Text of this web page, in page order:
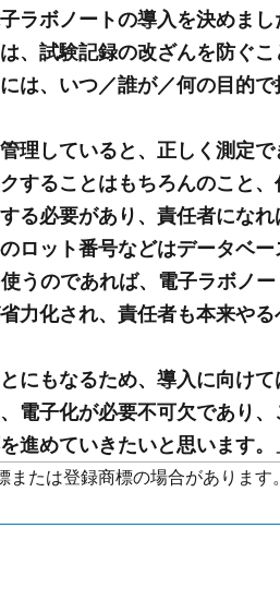
ラボノートの導入を決めまし
、試験記録の改ざんを防ぐ
は、いつ／誰が／何の目的
理していると、正しく測定
することはもちろんのこと
る必要があり、責任者にな
ロット番号などはデータベ
うのであれば、電子ラボノ
力化され、責任者も本来や
にもなるため、導入に向け
電子化が必要不可欠であり
進めていきたいと思います。
たは登録商標の場合があります。